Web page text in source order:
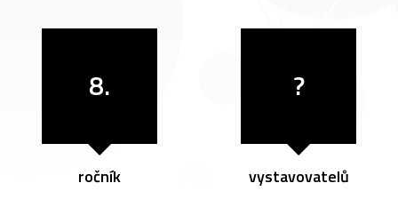
8.
ročník
?
vystavovatelů